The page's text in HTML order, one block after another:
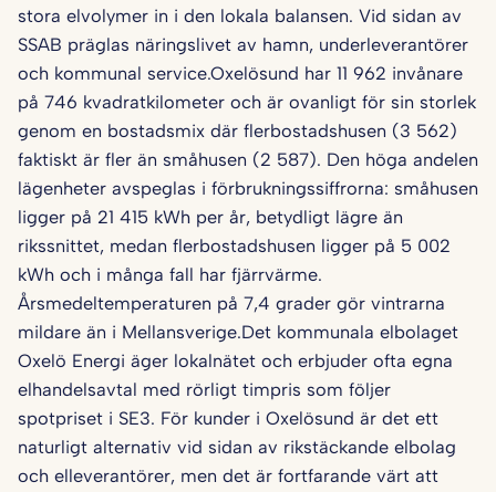
stora elvolymer in i den lokala balansen. Vid sidan av
SSAB präglas näringslivet av hamn, underleverantörer
och kommunal service.Oxelösund har 11 962 invånare
på 746 kvadratkilometer och är ovanligt för sin storlek
genom en bostadsmix där flerbostadshusen (3 562)
faktiskt är fler än småhusen (2 587). Den höga andelen
lägenheter avspeglas i förbrukningssiffrorna: småhusen
ligger på 21 415 kWh per år, betydligt lägre än
rikssnittet, medan flerbostadshusen ligger på 5 002
kWh och i många fall har fjärrvärme.
Årsmedeltemperaturen på 7,4 grader gör vintrarna
mildare än i Mellansverige.Det kommunala elbolaget
Oxelö Energi äger lokalnätet och erbjuder ofta egna
elhandelsavtal med rörligt timpris som följer
spotpriset i SE3. För kunder i Oxelösund är det ett
naturligt alternativ vid sidan av rikstäckande elbolag
och elleverantörer, men det är fortfarande värt att